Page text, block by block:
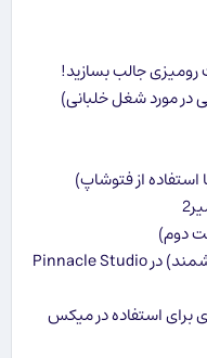
جالب بسازید!
در مورد شغل خلبانی)
از فتوشاپ)
دوم)
تكنیك Smart Video (ویدئوی هوشمند) در Pinnacle Studio
استفاده در میكس